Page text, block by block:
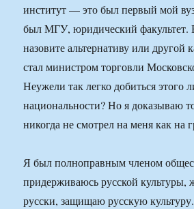
институт — это был первый мой
был МГУ, юридический
назовите альтернативу или другой
стал министром торговли
Неужели так легко добиться этого
национальности? Но я доказываю
никогда не смотрел на меня как на
Я был полноправным членом
придерживаюсь русской
русски, защищаю русскую